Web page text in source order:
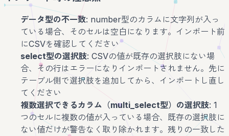
データ型の不一致: number型のカラムに文字列が入っ
ている場合、そのセルは空白になります。インポート前
にCSVを確認してください
select型の選択肢: CSVの値が既存の選択肢にない場
合、その行はエラーになりインポートされません。先に
テーブル側で選択肢を追加してから、インポートし直し
てください
複数選択できるカラム（multi_select型）の選択肢: 1
つのセルに複数の値が入っている場合、既存の選択肢に
ない値だけが警告なく取り除かれます。残りの一致した